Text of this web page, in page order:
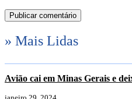
» Mais Lidas
Avião cai em Minas Gerais e